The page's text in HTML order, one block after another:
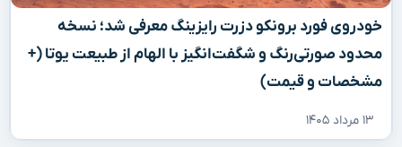
خودروی فورد برونکو دزرت رایزینگ معرفی شد؛ نسخه
محدود صورتی‌رنگ و شگفت‌انگیز با الهام از طبیعت یوتا (+
مشخصات و قیمت)
۱۳ مرداد ۱۴۰۵